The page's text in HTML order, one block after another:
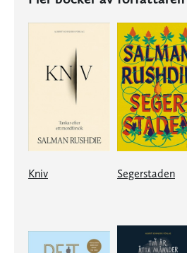
Kniv Segerstaden